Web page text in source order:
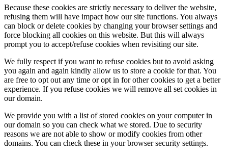
Because these cookies are strictly necessary to deliver the website,
refusing them will have impact how our site functions. You always
can block or delete cookies by changing your browser settings and
force blocking all cookies on this website. But this will always
prompt you to accept/refuse cookies when revisiting our site.
We fully respect if you want to refuse cookies but to avoid asking
you again and again kindly allow us to store a cookie for that. You
are free to opt out any time or opt in for other cookies to get a better
experience. If you refuse cookies we will remove all set cookies in
our domain.
We provide you with a list of stored cookies on your computer in
our domain so you can check what we stored. Due to security
reasons we are not able to show or modify cookies from other
domains. You can check these in your browser security settings.